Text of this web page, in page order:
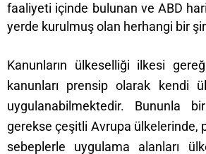
faaliyeti içinde bulunan ve ABD
yerde kurulmuş olan herhangi bir
Kanunların ülkeselliği ilkesi
kanunları prensip olarak kendi
uygulanabilmektedir. Bununla
gerekse çeşitli Avrupa ülkelerinde,
sebeplerle uygulama alanları